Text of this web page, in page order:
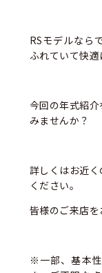
RSモデルなら
ふれていて快
今回の年式紹
みませんか？
詳しくはお近
ください。
皆様のご来店を
※一部、基本